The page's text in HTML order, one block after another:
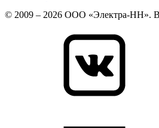
© 2009 – 2026 ООО «Электра-НН».